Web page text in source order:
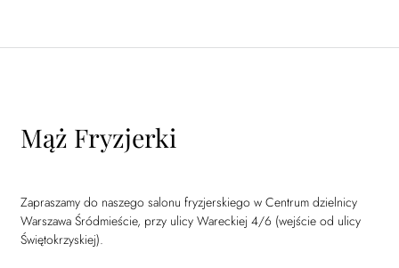
Mąż Fryzjerki
Zapraszamy do naszego salonu fryzjerskiego w Centrum dzielnicy
Warszawa Śródmieście, przy ulicy Wareckiej 4/6 (wejście od ulicy
Świętokrzyskiej).